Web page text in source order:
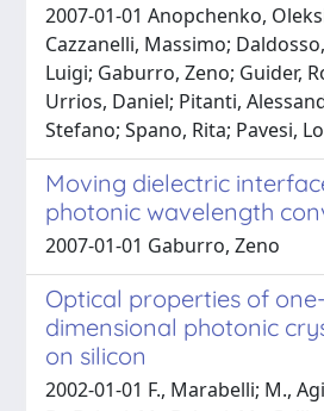
2007-01-01 Anopchenko,
Cazzanelli, Massimo;
Luigi; Gaburro, Zeno; Guider,
Urrios, Daniel; Pitanti,
Stefano; Spano, Rita; Pavesi,
Moving dielectric
photonic wavelength
2007-01-01 Gaburro, Zeno
Optical properties of
dimensional photonic
on silicon
2002-01-01 F., Marabelli; M.,